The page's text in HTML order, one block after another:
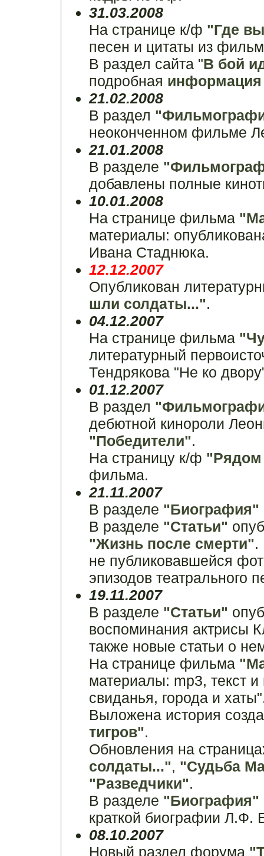
31.03.2008
На странице к/ф "Где
песен и цитаты из
В раздел сайта "В бой
подробная информация
21.02.2008
В раздел
неоконченном фильме
21.01.2008
В разделе
добавлены полные
10.01.2008
На странице фильма
материалы:
Ивана Стаднюка.
12.12.2007
Опубликован
шли солдаты...".
04.12.2007
На странице фильма
литературный
Тендрякова "Не ко
01.12.2007
В раздел
дебютной кинороли
"Победители".
На страницу к/ф "Рядом
фильма.
21.11.2007
В разделе "Биография"
В разделе "Статьи"
"Жизнь после смерти".
не публиковавшейся
эпизодов театрального
19.11.2007
В разделе "Статьи"
воспоминания актрисы
также новые статьи о
На странице фильма
материалы: mp3, текст
свиданья, города и
Выложена история
тигров".
Обновления на
солдаты...", "Судьба
"Разведчики".
В разделе "Биография"
краткой биографии Л.Ф.
08.10.2007
Новый раздел форума